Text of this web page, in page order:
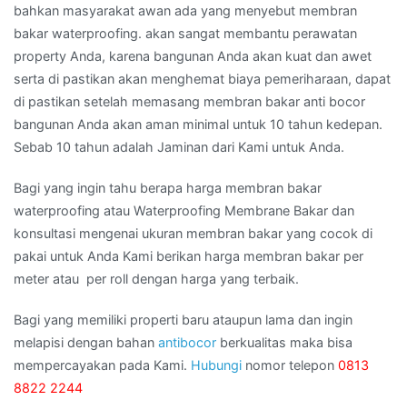
bahkan masyarakat awan ada yang menyebut membran
bakar waterproofing. akan sangat membantu perawatan
property Anda, karena bangunan Anda akan kuat dan awet
serta di pastikan akan menghemat biaya pemeriharaan, dapat
di pastikan setelah memasang membran bakar anti bocor
bangunan Anda akan aman minimal untuk 10 tahun kedepan.
Sebab 10 tahun adalah Jaminan dari Kami untuk Anda.
Bagi yang ingin tahu berapa harga membran bakar
waterproofing atau Waterproofing Membrane Bakar dan
konsultasi mengenai ukuran membran bakar yang cocok di
pakai untuk Anda Kami berikan harga membran bakar per
meter atau per roll dengan harga yang terbaik.
Bagi yang memiliki properti baru ataupun lama dan ingin
melapisi dengan bahan antibocor berkualitas maka bisa
mempercayakan pada Kami. Hubungi nomor telepon 0813
8822 2244